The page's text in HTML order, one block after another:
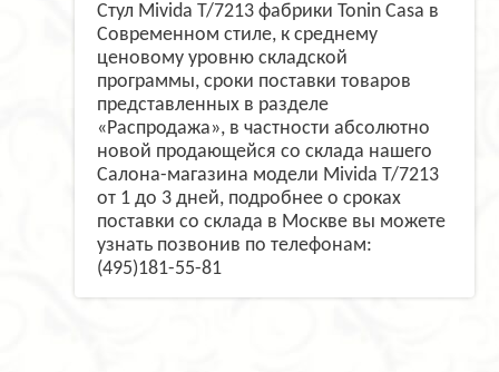
Стул Mivida T/7213 фабрики Tonin Casa в
Современном стиле, к среднему
ценовому уровню складской
программы, сроки поставки товаров
представленных в разделе
«Распродажа», в частности абсолютно
новой продающейся со склада нашего
Салона-магазина модели Mivida T/7213
от 1 до 3 дней, подробнее о сроках
поставки со склада в Москве вы можете
узнать позвонив по телефонам:
(495)181-55-81